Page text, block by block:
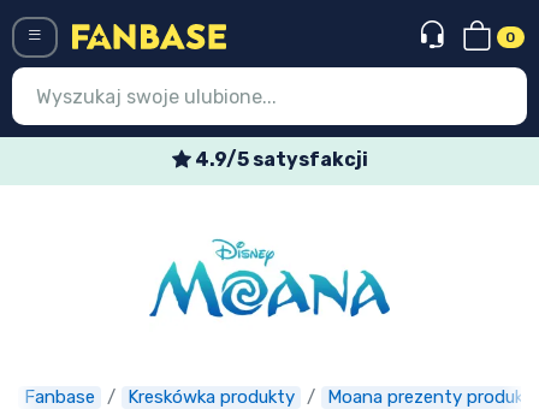
0
4.9/5 satysfakcji
Fanbase Kreskówka produkty Moana prezenty
Najnowsze rzeczy
Doręczenie ekspresowe